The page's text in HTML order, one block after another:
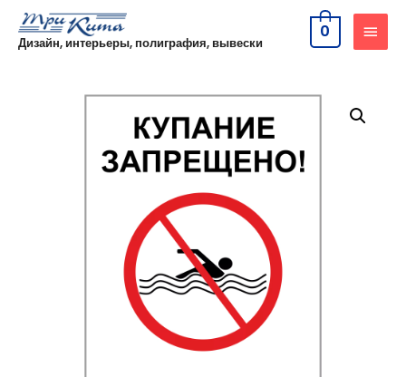
Дизайн, интерьеры, полиграфия, вывески
0